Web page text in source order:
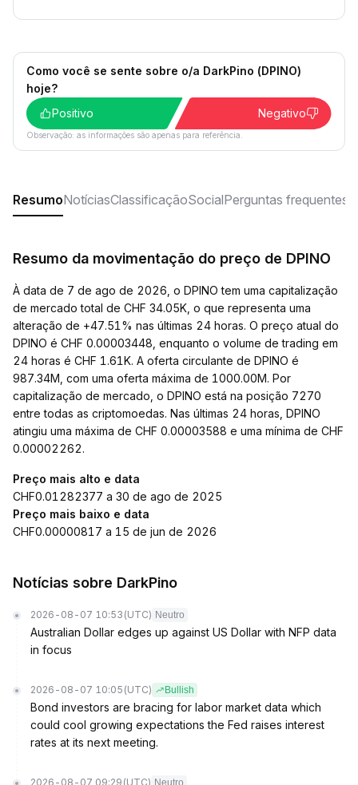
Como você se sente sobre o/a DarkPino (DPINO)
hoje?
Positivo
Negativo
Observação: as informações são apenas para referência.
ResumoNotíciasClassificaçãoSocialPerguntas frequentes
Resumo da movimentação do preço de DPINO
À data de 7 de ago de 2026, o DPINO tem uma capitalização
de mercado total de CHF 34.05K, o que representa uma
alteração de +47.51% nas últimas 24 horas. O preço atual do
DPINO é CHF 0.00003448, enquanto o volume de trading em
24 horas é CHF 1.61K. A oferta circulante de DPINO é
987.34M, com uma oferta máxima de 1000.00M. Por
capitalização de mercado, o DPINO está na posição 7270
entre todas as criptomoedas. Nas últimas 24 horas, DPINO
atingiu uma máxima de CHF 0.00003588 e uma mínima de CHF
0.00002262.
Preço mais alto e data
CHF0.01282377 a 30 de ago de 2025
Preço mais baixo e data
CHF0.00000817 a 15 de jun de 2026
Notícias sobre DarkPino
2026-08-07 10:53 (UTC) Neutro
Australian Dollar edges up against US Dollar with NFP data
in focus
2026-08-07 10:05 (UTC) Bullish
Bond investors are bracing for labor market data which
could cool growing expectations the Fed raises interest
rates at its next meeting.
2026-08-07 09:29 (UTC) Neutro